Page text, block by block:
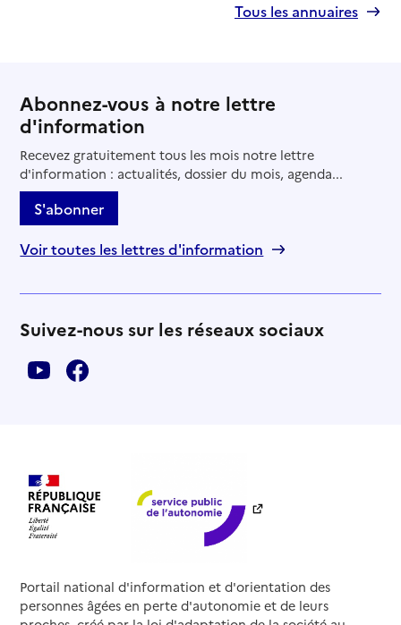
Tous les annuaires
Abonnez-vous à notre lettre
d'information
Recevez gratuitement tous les mois notre lettre
d'information : actualités, dossier du mois, agenda...
S'abonner
Voir toutes les lettres d'information
Suivez-nous sur les réseaux sociaux
Portail national d'information et d'orientation des
personnes âgées en perte d'autonomie et de leurs